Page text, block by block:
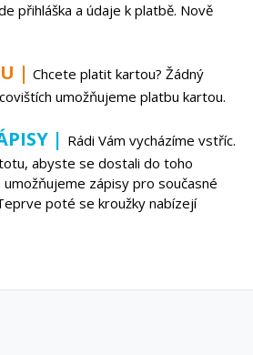
přihláška a údaje k platbě. Nově
| Chcete platit kartou? Žádný
umožňujeme platbu kartou.
| Rádi Vám vycházíme vstříc.
abyste se dostali do toho
umožňujeme zápisy pro současné
poté se kroužky nabízejí